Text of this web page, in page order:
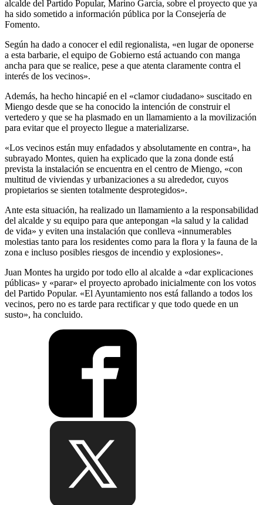
alcalde del Partido Popular, Marino García, sobre el proyecto que ya
ha sido sometido a información pública por la Consejería de
Fomento.
Según ha dado a conocer el edil regionalista, «en lugar de oponerse
a esta barbarie, el equipo de Gobierno está actuando con manga
ancha para que se realice, pese a que atenta claramente contra el
interés de los vecinos».
Además, ha hecho hincapié en el «clamor ciudadano» suscitado en
Miengo desde que se ha conocido la intención de construir el
vertedero y que se ha plasmado en un llamamiento a la movilización
para evitar que el proyecto llegue a materializarse.
«Los vecinos están muy enfadados y absolutamente en contra», ha
subrayado Montes, quien ha explicado que la zona donde está
prevista la instalación se encuentra en el centro de Miengo, «con
multitud de viviendas y urbanizaciones a su alrededor, cuyos
propietarios se sienten totalmente desprotegidos».
Ante esta situación, ha realizado un llamamiento a la responsabilidad
del alcalde y su equipo para que antepongan «la salud y la calidad
de vida» y eviten una instalación que conlleva «innumerables
molestias tanto para los residentes como para la flora y la fauna de la
zona e incluso posibles riesgos de incendio y explosiones».
Juan Montes ha urgido por todo ello al alcalde a «dar explicaciones
públicas» y «parar» el proyecto aprobado inicialmente con los votos
del Partido Popular. «El Ayuntamiento nos está fallando a todos los
vecinos, pero no es tarde para rectificar y que todo quede en un
susto», ha concluido.